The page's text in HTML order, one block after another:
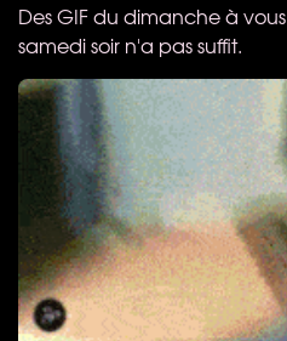
DesGIFdu dimanche à
samedi soir n'a pas suffit.